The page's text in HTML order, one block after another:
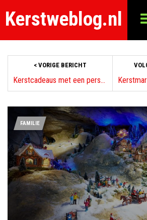
Kerstweblog.nl
< VORIGE BERICHT
Kerstcadeaus met een persoonlijke touch
FAMILIE